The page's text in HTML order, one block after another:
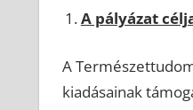
A pályázat
A
kiadásainak